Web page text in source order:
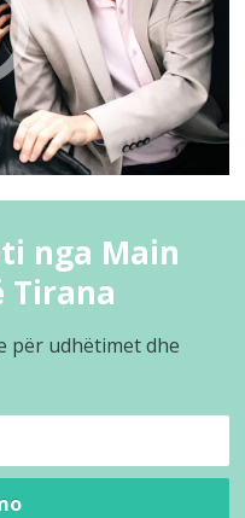
nga Main
Tirana
për udhëtimet dhe